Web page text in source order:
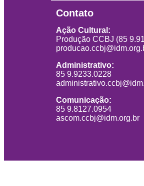
Contato
Ação Cultural:
Produção CCBJ (85
Administrativo:
85 9.9233.0228
Comunicação:
85 9.8127.0954
ascom.ccbj@idm.org.br